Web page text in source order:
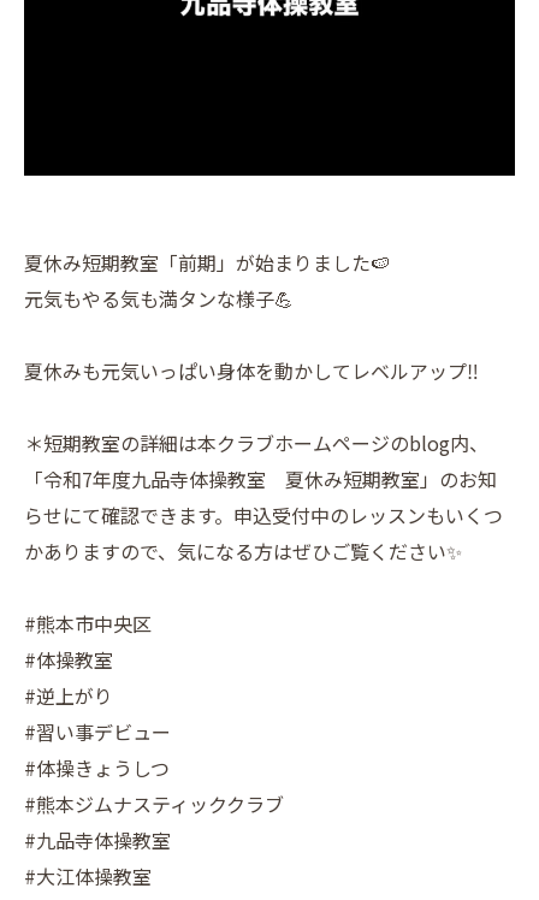
夏休み短期教室「前期」が始まりました🍉
元気もやる気も満タンな様子💪
夏休みも元気いっぱい身体を動かしてレベルアップ‼︎
＊短期教室の詳細は本クラブホームページのblog内、
「令和7年度九品寺体操教室 夏休み短期教室」のお知
らせにて確認できます。申込受付中のレッスンもいくつ
かありますので、気になる方はぜひご覧ください✨
#熊本市中央区
#体操教室
#逆上がり
#習い事デビュー
#体操きょうしつ
#熊本ジムナスティッククラブ
#九品寺体操教室
#大江体操教室